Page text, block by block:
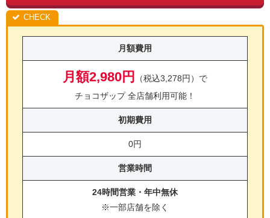
月額費用
月額2,980円
（税込3,278円）で
チョコザップ 全店舗利用可能！
初期費用
0円
営業時間
24時間営業・年中無休
※一部店舗を除く